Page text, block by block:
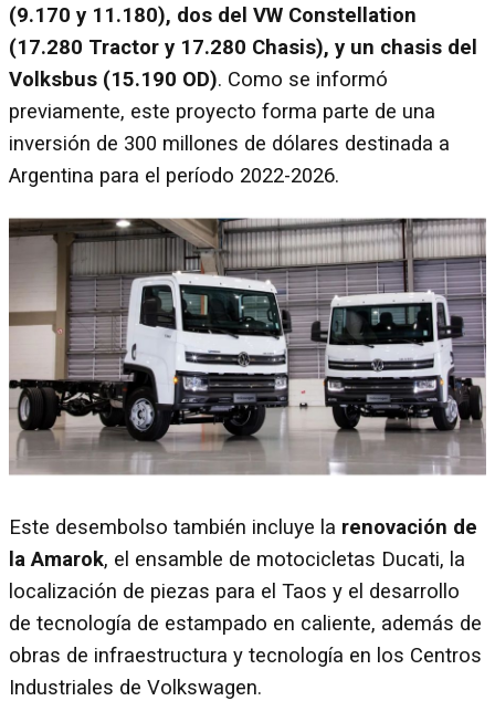
(9.170 y 11.180), dos del VW Constellation
(17.280 Tractor y 17.280 Chasis), y un chasis del
Volksbus (15.190 OD). Como se informó
previamente, este proyecto forma parte de una
inversión de 300 millones de dólares destinada a
Argentina para el período 2022-2026.
Este desembolso también incluye la renovación de
la Amarok, el ensamble de motocicletas Ducati, la
localización de piezas para el Taos y el desarrollo
de tecnología de estampado en caliente, además de
obras de infraestructura y tecnología en los Centros
Industriales de Volkswagen.